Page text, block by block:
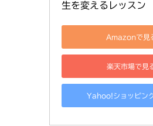
生を変えるレッスン
Amazonで見
楽天市場で見
Yahoo!ショッピン